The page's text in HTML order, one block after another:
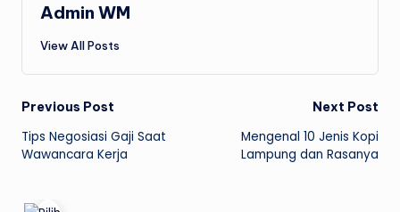
Admin WM
View All Posts
Post
navigation
Previous Post
Tips Negosiasi Gaji Saat
Wawancara Kerja
Next Post
Mengenal 10 Jenis Kopi
Lampung dan Rasanya